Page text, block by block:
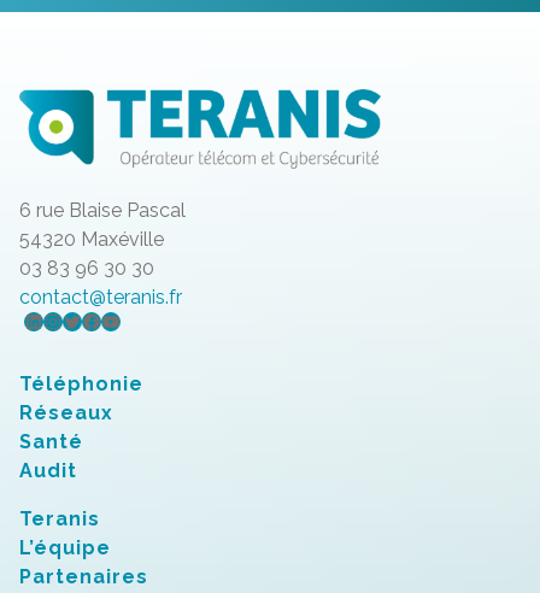
6 rue Blaise Pascal
54320 Maxéville
03 83 96 30 30
contact@teranis.fr
LinkedIn
Instagram
Twitter
Facebook
YouTube
Téléphonie
Réseaux
Santé
Audit
Teranis
L’équipe
Partenaires